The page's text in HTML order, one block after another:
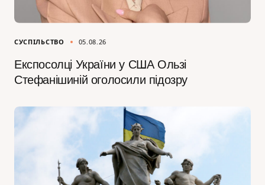
СУСПІЛЬСТВО 05.08.26
Експосолці України у США Ользі
Стефанішиній оголосили підозру